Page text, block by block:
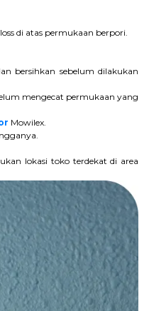
di atas permukaan berpori.
bersihkan sebelum dilakukan
mengecat permukaan yang
Mowilex.
lokasi toko terdekat di area